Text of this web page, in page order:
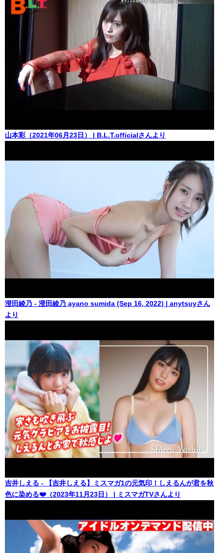
山本彩（2021年06月23日） | B.L.T.officialさんより
澄田綾乃 - 澄田綾乃 ayano sumida (Sep 16, 2022) | anytsuyさん
より
吉井しえる - 【吉井しえる】ミスマガ1の元気印！しえるんが君を秋
色に染める❤️（2023年11月23日） | ミスマガTVさんより